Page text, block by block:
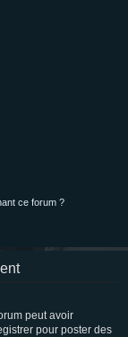
ce forum ?
peut avoir
pour poster des